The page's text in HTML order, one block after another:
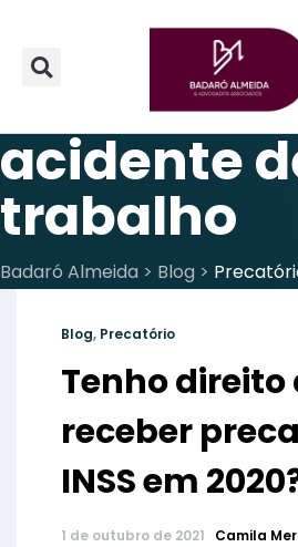
acidente
trabalho
Badaró Almeida > Blog >
Blog, Precatório
Tenho direito
receber
INSS em
1 de outubro de 2021 Camila